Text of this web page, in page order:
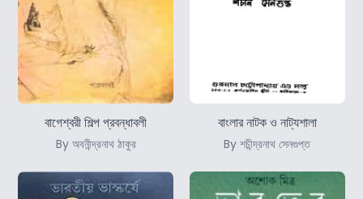
বাগেশ্বরী শিল্প প্রবন্ধাবলী
By অবনীন্দ্রনাথ ঠাকুর
বাংলার নাটক ও নাট্যশালা
By শচীন্দ্রনাথ সেনগুপ্ত